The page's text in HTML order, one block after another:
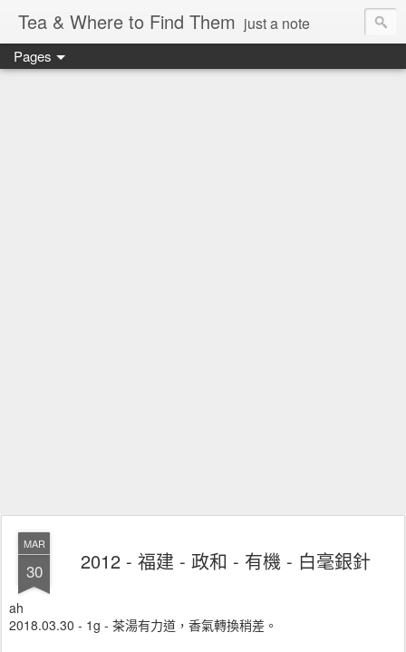
Tea & Where to Find Them just a note
Pages
MAR
30 2012 - 福建 - 政和 - 有機 - 白毫銀針
ah
2018.03.30 - 1g - 茶湯有力道，香氣轉換稍差。